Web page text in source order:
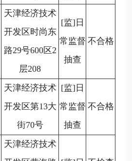
天津经济技术
开发区时尚东
路29号600区2
层208
[监]日
常监督
抽查
不合格
天津经济技术
开发区第13大
街70号
[监]日
常监督
抽查
不合格
天津经济技术